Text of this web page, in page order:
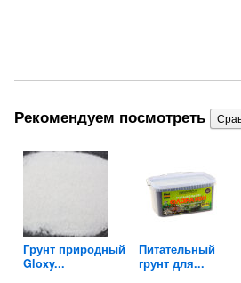
Рекомендуем посмотреть
Грунт природный
Gloxy...
Питательный
грунт для...